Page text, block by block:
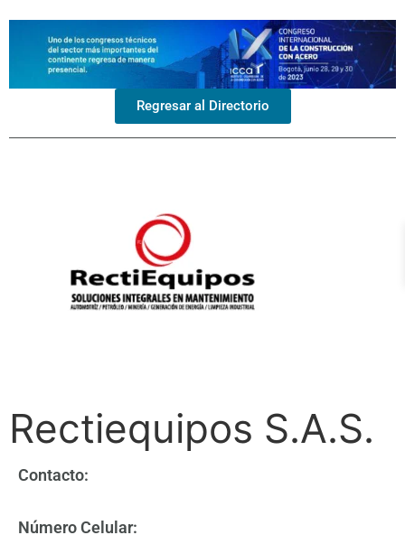
Regresar al Directorio
Rectiequipos S.A.S.
Contacto:
Número Celular: